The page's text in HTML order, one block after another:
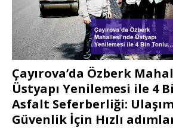
Çayırova’da Özberk
Üstyapı Yenilemesi ile 4
Asfalt Seferberliği:
Güvenlik İçin Hızlı